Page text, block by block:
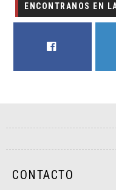
ENCONTRANOS EN
CONTACTO